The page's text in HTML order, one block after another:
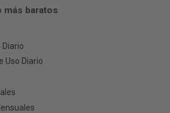
más baratos
Diario
Uso Diario